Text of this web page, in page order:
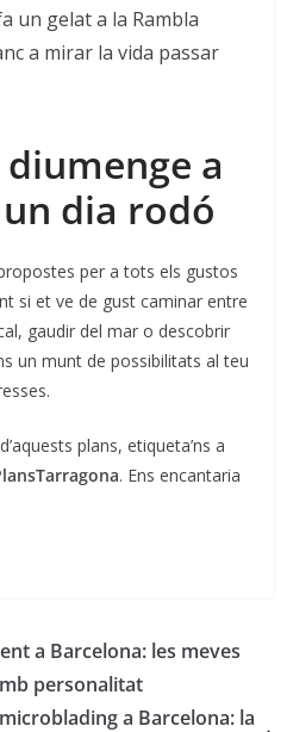
un gelat a la Rambla
a mirar la vida passar
a
dia rodó
per a tots els gustos
si et ve de gust caminar entre
gaudir del mar o descobrir
un munt de possibilitats al teu
plans, etiqueta’ns a
. Ens encantaria
a Barcelona: les meves
personalitat
a Barcelona: la